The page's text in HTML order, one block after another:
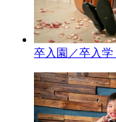
卒入園／卒入学